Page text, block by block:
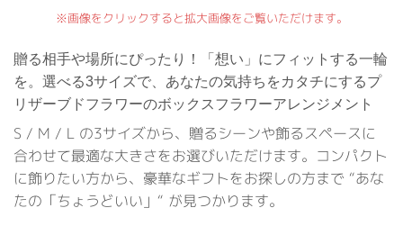
※画像をクリックすると拡大画像をご覧いただけます。
贈る相手や場所にぴったり！「想い」にフィットする一輪
を。選べる3サイズで、あなたの気持ちをカタチにするプ
リザーブドフラワーのボックスフラワーアレンジメント
S / M / L の3サイズから、贈るシーンや飾るスペースに
合わせて最適な大きさをお選びいただけます。コンパクト
に飾りたい方から、豪華なギフトをお探しの方まで “あな
たの「ちょうどいい」“ が見つかります。